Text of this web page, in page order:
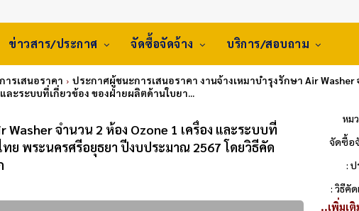
ข่าวสาร/ประกาศ จัดซื้อจัดจ้าง บริการ/สอบถาม
ารเสนอราคา
ประกาศผู้ชนะการเสนอราคา งานจ้างเหมาบำรุงรักษา Air Washer
และระบบที่เกี่ยวข้อง ของฝ่ายผลิตด้านใบยา...
Washer จำนวน 2 ห้อง Ozone 1 เครื่อง และระบบที่
ย พระนครศรีอยุธยา ปีงบประมาณ 2567 โดยวิธีคัด
หม
จัดซื้อ
:
: วิธีคัด
..เพิ่มเ